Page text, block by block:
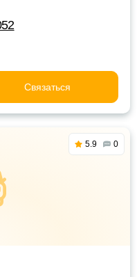
Связаться
5.9 0